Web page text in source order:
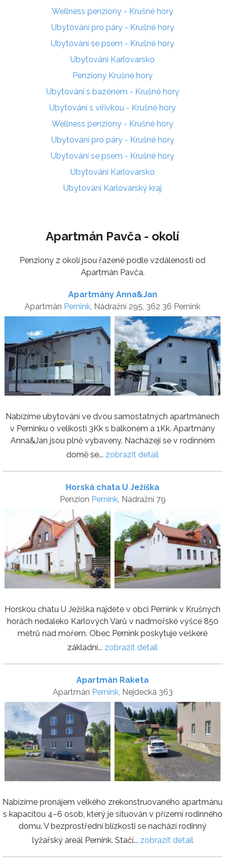
Wellness penziony - Krušné hory
Ubytování pro páry - Krušné hory
Ubytování se psem - Krušné hory
Ubytování Karlovarsko
Penziony Krušné hory
Ubytování s bazénem - Krušné hory
Ubytování s vířivkou - Krušné hory
Wellness penziony - Krušné hory
Ubytování pro páry - Krušné hory
Ubytování se psem - Krušné hory
Ubytování Karlovarsko
Ubytování Karlovarský kraj
Apartmán Pavča - okolí
Penziony z okolí jsou řazené podle vzdálenosti od
Apartmán Pavča.
Apartmány Anna&Jan
Apartmán Pernink , Nádražní 295, 362 36 Pernink
Nabízíme ubytování ve dvou samostatných apartmánech
v Perninku o velikosti 3Kk s balkonem a 1Kk. Apartmány
Anna&Jan jsou plně vybaveny. Nacházejí se v rodinném
domě se... zobrazit detail
Horská chata U Ježíška
Penzion Pernink, Nádražní 79
Horskou chatu U Ježíška najdete v obci Pernink v Krušných
horách nedaleko Karlových Varů v nadmořské výšce 850
metrů nad mořem. Obec Pernink poskytuje veškeré
základní... zobrazit detail
Apartmán Raketa
Apartmán Pernink, Nejdecká 363
Nabízíme pronájem velkého zrekonstruovaného apartmánu
s kapacitou 4–6 osob, který je situován v přízemí rodinného
domu. V bezprostřední blízkosti se nachází rodinný
lyžařský areál Pernink. Stačí... zobrazit detail